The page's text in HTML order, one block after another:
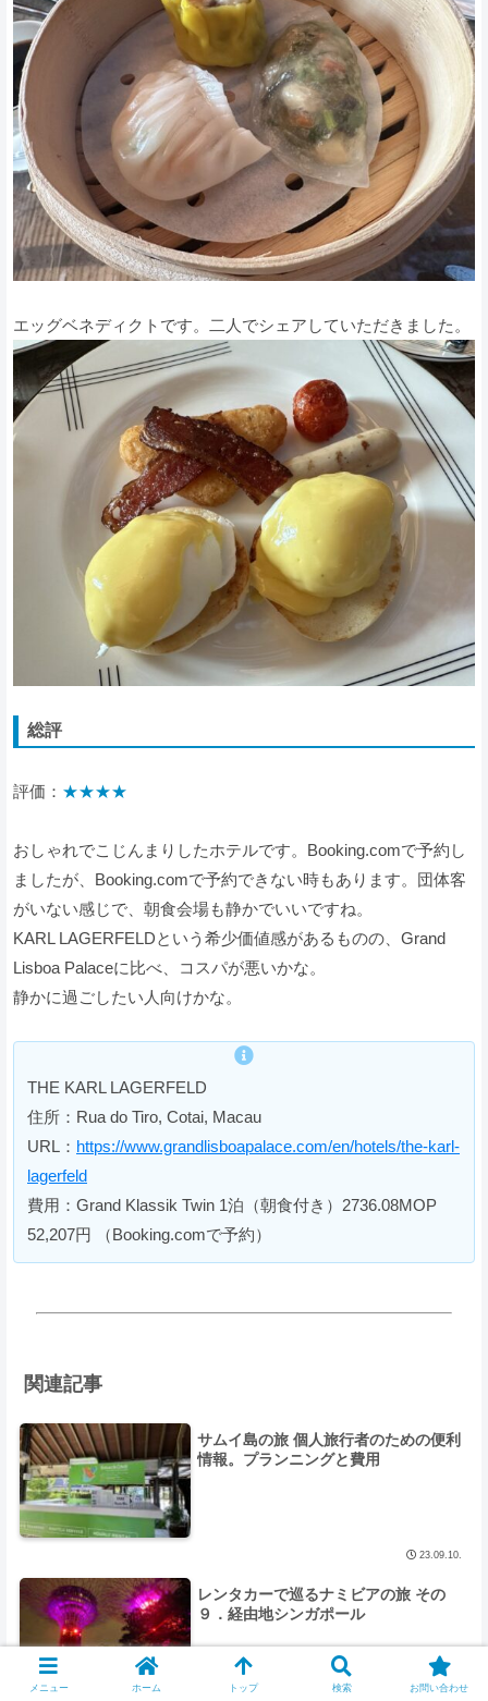
エッグベネディクトです。二人でシェアしていただきました。
総評
評価： ★★★★
おしゃれでこじんまりしたホテルです。Booking.comで予約し
ましたが、Booking.comで予約できない時もあります。団体客
がいない感じで、朝食会場も静かでいいですね。
KARL LAGERFELDという希少価値感があるものの、Grand
Lisboa Palaceに比べ、コスパが悪いかな。
静かに過ごしたい人向けかな。
THE KARL LAGERFELD
住所：Rua do Tiro, Cotai, Macau
URL： https://www.grandlisboapalace.com/en/hotels/the-karl-
lagerfeld
費用：Grand Klassik Twin 1泊（朝食付き）2736.08MOP
52,207円 （Booking.comで予約）
関連記事
サムイ島の旅 個人旅行者のための便利
情報。プランニングと費用
23.09.10.
レンタカーで巡るナミビアの旅 その
９．経由地シンガポール
メニュー ホーム トップ 検索 お問い合わせ